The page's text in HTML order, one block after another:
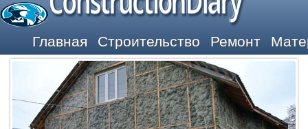
Главная Строительство Ремонт